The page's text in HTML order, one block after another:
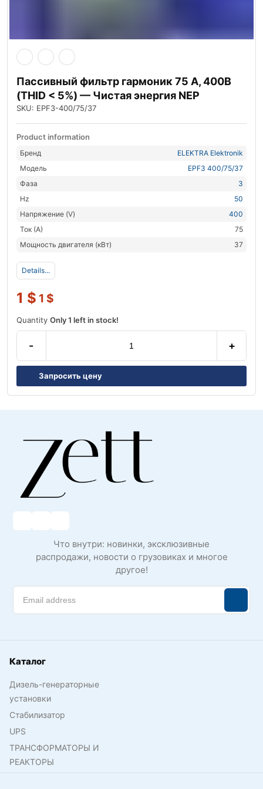
Пассивный фильтр гармоник 75 А, 400В
(THID < 5%) — Чистая энергия NEP
SKU: EPF3-400/75/37
Product information
Бренд
ELEKTRA Elektronik
Модель
EPF3 400/75/37
Фаза
3
Hz
50
Напряжение (V)
400
Ток (А)
75
Мощность двигателя (кВт)
37
Details...
1 $ 1 $
Quantity Only 1 left in stock!
- +
Запросить цену
Что внутри: новинки, эксклюзивные
распродажи, новости о грузовиках и многое
другое!
Каталог
Дизель-генераторные
установки
Стабилизатор
UPS
ТРАНСФОРМАТОРЫ И
РЕАКТОРЫ